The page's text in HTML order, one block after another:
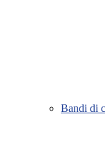
Bandi di